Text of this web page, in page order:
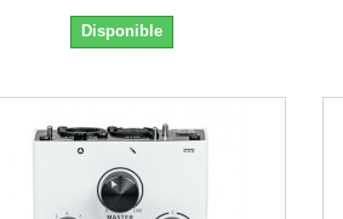
Disponible